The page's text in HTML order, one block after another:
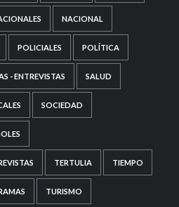
NACIONAL
POLICIALES POLÍTICA
- ENTREVISTAS SALUD
SOCIEDAD
TERTULIA TIEMPO
TURISMO